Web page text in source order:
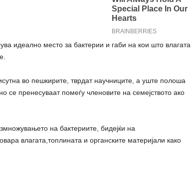
идеално место за бактерии и габи на кои што влагата
во пешкирите, тврдат научниците, а уште полоша
се пренесуваат помеѓу членовите на семејството ако
на бактериите, бидејќи на
влагата,топлината и органските материјали како